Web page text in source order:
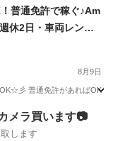
普通免許で稼ぐ♪Am
休2日・車両レンタ
8月9日
彡 普通免許があればOK
メラ買います📷
します